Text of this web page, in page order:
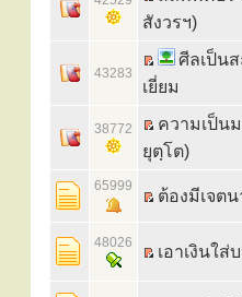
สังวรฯ)
43283
ศีลเป็น
เยี่ยม
38772
ความเป็น
ยุตฺโต)
65999
ต้องมีเจต
48026 เอาเงินใ